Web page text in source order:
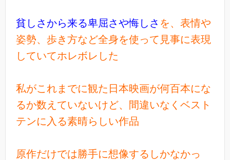
貧しさから来る卑屈さや悔しさ を、表情や
姿勢、歩き方など全身を使って見事に表現
していてホレボレした
私がこれまでに観た日本映画が何百本にな
るか数えていないけど、間違いなくベスト
テンに入る素晴らしい作品
原作だけでは勝手に想像するしかなかっ